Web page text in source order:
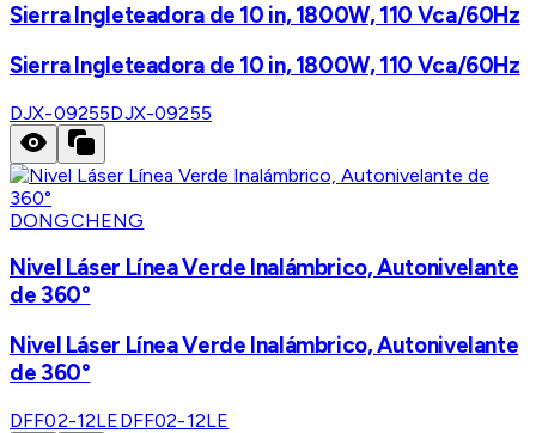
Sierra Ingleteadora de 10 in, 1800W, 110 Vca/60Hz
Sierra Ingleteadora de 10 in, 1800W, 110 Vca/60Hz
DJX-09255DJX-09255
DONGCHENG
Nivel Láser Línea Verde Inalámbrico, Autonivelante
de 360°
Nivel Láser Línea Verde Inalámbrico, Autonivelante
de 360°
DFF02-12LEDFF02-12LE